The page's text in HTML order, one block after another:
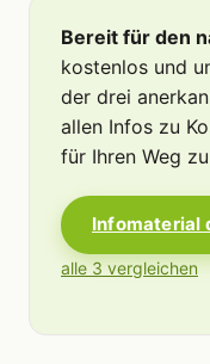
Bereit für den
kostenlos und
der drei
allen Infos zu
für Ihren Weg
Infomaterial
alle 3 vergleichen